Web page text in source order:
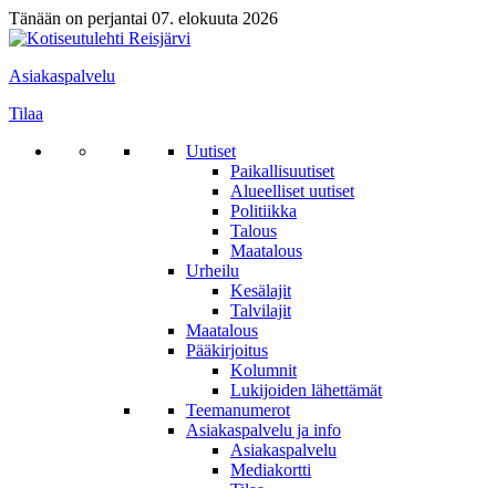
Tänään on perjantai 07. elokuuta 2026
Asiakaspalvelu
Tilaa
Uutiset
Paikallisuutiset
Alueelliset uutiset
Politiikka
Talous
Maatalous
Urheilu
Kesälajit
Talvilajit
Maatalous
Pääkirjoitus
Kolumnit
Lukijoiden lähettämät
Teemanumerot
Asiakaspalvelu ja info
Asiakaspalvelu
Mediakortti